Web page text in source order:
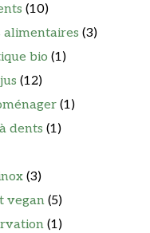
(10)
alimentaires (3)
bio (1)
(12)
(1)
dents (1)
(3)
vegan (5)
(1)